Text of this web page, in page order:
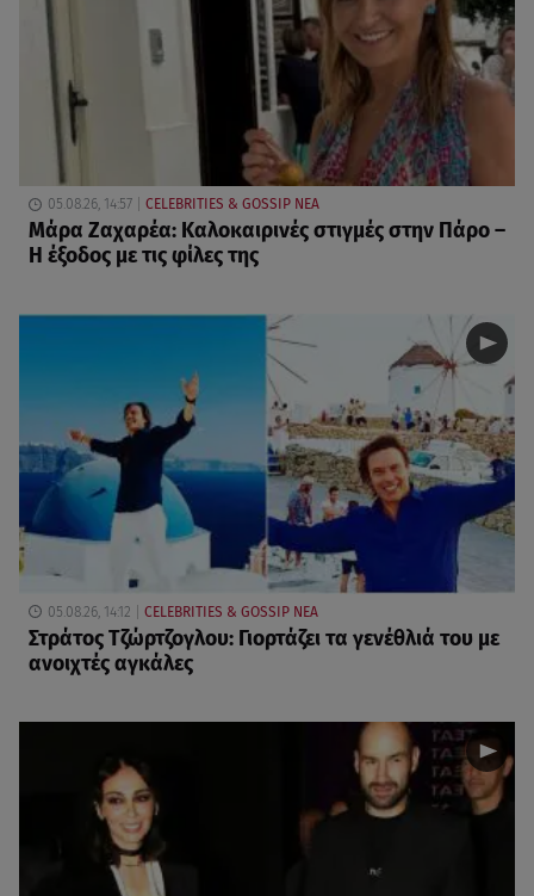
05.08.26, 14:57 CELEBRITIES & GOSSIP ΝΕΑ
Μάρα Ζαχαρέα: Καλοκαιρινές στιγμές στην Πάρο –
Η έξοδος με τις φίλες της
05.08.26, 14:12 CELEBRITIES & GOSSIP ΝΕΑ
Στράτος Τζώρτζογλου: Γιορτάζει τα γενέθλιά του με
ανοιχτές αγκάλες